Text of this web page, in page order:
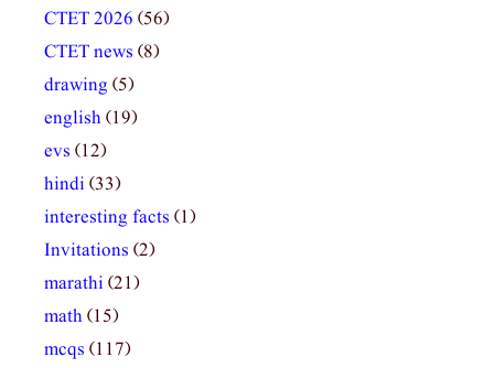
CTET 2026 (56)
CTET news (8)
drawing (5)
english(19)
evs (12)
hindi(33)
interesting facts (1)
Invitations (2)
marathi(21)
math(15)
mcqs (117)